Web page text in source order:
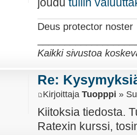
Deus protector noster
Kaikki sivustoa
Re:
Kirjoittaja Tuopppi »
Kiitoksia tiedosta.
Ratexin kurssi,